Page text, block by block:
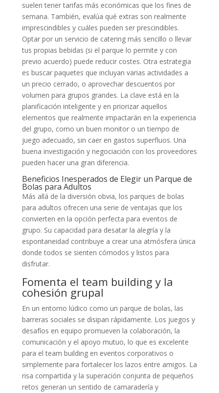
suelen tener tarifas más económicas que los fines de
semana. También, evalúa qué extras son realmente
imprescindibles y cuáles pueden ser prescindibles.
Optar por un servicio de catering más sencillo o llevar
tus propias bebidas (si el parque lo permite y con
previo acuerdo) puede reducir costes. Otra estrategia
es buscar paquetes que incluyan varias actividades a
un precio cerrado, o aprovechar descuentos por
volumen para grupos grandes. La clave está en la
planificación inteligente y en priorizar aquellos
elementos que realmente impactarán en la experiencia
del grupo, como un buen monitor o un tiempo de
juego adecuado, sin caer en gastos superfluos. Una
buena investigación y negociación con los proveedores
pueden hacer una gran diferencia.
Beneficios Inesperados de Elegir un Parque de
Bolas para Adultos
Más allá de la diversión obvia, los parques de bolas
para adultos ofrecen una serie de ventajas que los
convierten en la opción perfecta para eventos de
grupo. Su capacidad para desatar la alegría y la
espontaneidad contribuye a crear una atmósfera única
donde todos se sienten cómodos y listos para
disfrutar.
Fomenta el team building y la
cohesión grupal
En un entorno lúdico como un parque de bolas, las
barreras sociales se disipan rápidamente. Los juegos y
desafíos en equipo promueven la colaboración, la
comunicación y el apoyo mutuo, lo que es excelente
para el team building en eventos corporativos o
simplemente para fortalecer los lazos entre amigos. La
risa compartida y la superación conjunta de pequeños
retos generan un sentido de camaradería y